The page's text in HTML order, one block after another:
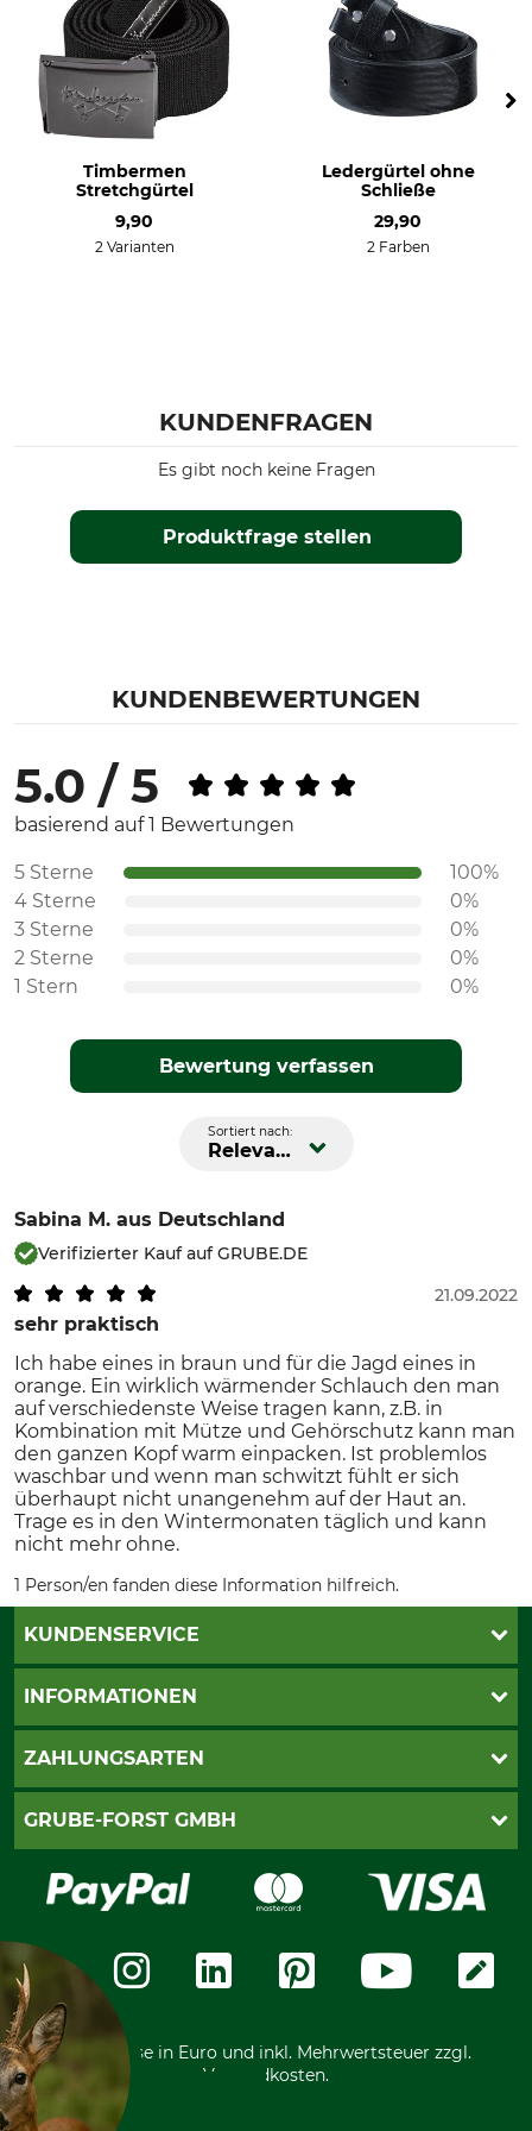
Timbermen
Stretchgürtel
9,90
2 Varianten
Ledergürtel ohne
Schließe
29,90
2 Farben
KUNDENFRAGEN
Produktfrage stellen
Es gibt noch keine Fragen
KUNDENBEWERTUNGEN
5.0 / 5
basierend auf 1 Bewertungen
5 Sterne
100%
4 Sterne
0%
3 Sterne
0%
2 Sterne
0%
1 Stern
0%
Bewertung verfassen
Sortiert nach:
Relevanz
Sabina M. aus Deutschland
Verifizierter Kauf auf GRUBE.DE
sehr praktisch
21.09.2022
Ich habe eines in braun und für die Jagd eines in
orange. Ein wirklich wärmender Schlauch den man
auf verschiedenste Weise tragen kann, z.B. in
Kombination mit Mütze und Gehörschutz kann man
den ganzen Kopf warm einpacken. Ist problemlos
waschbar und wenn man schwitzt fühlt er sich
überhaupt nicht unangenehm auf der Haut an.
Trage es in den Wintermonaten täglich und kann
nicht mehr ohne.
1 Person/en fanden diese Information hilfreich.
KUNDENSERVICE
Katalogbestellung
INFORMATIONEN
AGB
Widerrufsformular
Zahlungsarten
ZAHLUNGSARTEN
PayPal
Rechnung
Vorkasse
GRUBE-FORST GMBH
Karriere
Über uns
Community
International
*Alle Preise in Euro und inkl. Mehrwertsteuer zzgl.
Versandkosten.